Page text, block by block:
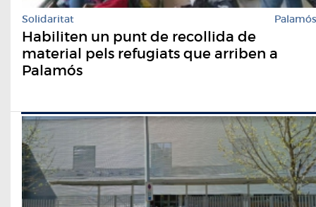
Solidaritat Palamós
Habiliten un punt de recollida de
material pels refugiats que arriben a
Palamós